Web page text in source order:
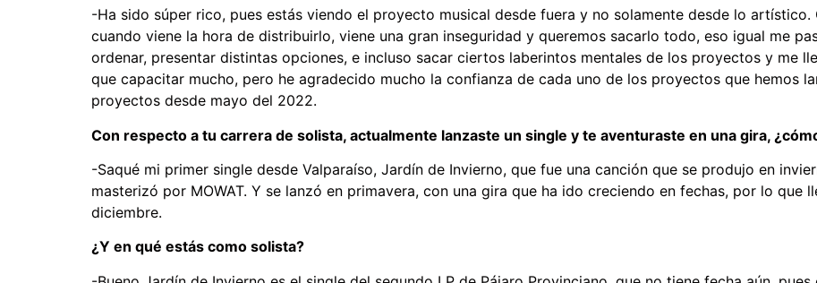
-Ha sido súper rico, pues estás viendo el proyecto musical desde fuera y no solamente desde lo
cuando viene la hora de distribuirlo, viene una gran inseguridad y queremos sacarlo todo, eso igual me
ordenar, presentar distintas opciones, e incluso sacar ciertos laberintos mentales de los proyectos y me
que capacitar mucho, pero he agradecido mucho la confianza de cada uno de los proyectos que hemos
proyectos desde mayo del 2022.
Con respecto a tu carrera de solista, actualmente lanzaste un single y te aventuraste en una gira,
-Saqué mi primer single desde Valparaíso, Jardín de Invierno, que fue una canción que se produjo en
masterizó por MOWAT. Y se lanzó en primavera, con una gira que ha ido creciendo en fechas, por lo que
diciembre.
¿Y en qué estás como solista?